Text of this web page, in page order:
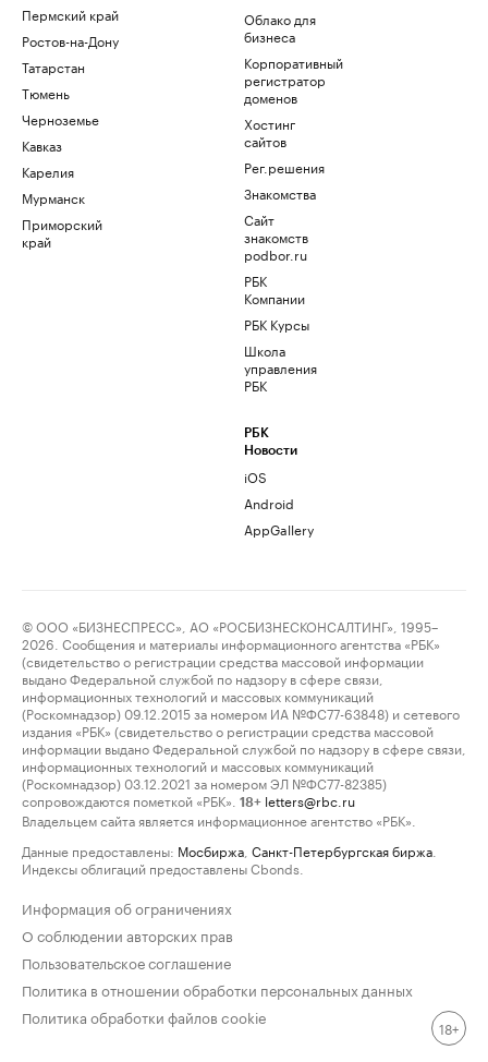
Пермский край
Ростов-на-Дону
Татарстан
Тюмень
Черноземье
Кавказ
Карелия
Мурманск
Приморский
край
Облако для
бизнеса
Корпоративный
регистратор
доменов
Хостинг
сайтов
Рег.решения
Знакомства
Сайт
знакомств
podbor.ru
РБК
Компании
РБК Курсы
Школа
управления
РБК
РБК
Новости
iOS
Android
AppGallery
© ООО «БИЗНЕСПРЕСС», АО «РОСБИЗНЕСКОНСАЛТИНГ», 1995–
2026. Сообщения и материалы информационного агентства «РБК»
(свидетельство о регистрации средства массовой информации
выдано Федеральной службой по надзору в сфере связи,
информационных технологий и массовых коммуникаций
(Роскомнадзор) 09.12.2015 за номером ИА №ФС77-63848) и сетевого
издания «РБК» (свидетельство о регистрации средства массовой
информации выдано Федеральной службой по надзору в сфере связи,
информационных технологий и массовых коммуникаций
(Роскомнадзор) 03.12.2021 за номером ЭЛ №ФС77-82385)
сопровождаются пометкой «РБК».
18+ letters@rbc.ru
Владельцем сайта является информационное агентство «РБК».
Данные предоставлены: Мосбиржа Санкт-Петербургская биржа
Индексы облигаций предоставлены Cbonds.
Информация об ограничениях
О соблюдении авторских прав
Пользовательское соглашение
Политика в отношении обработки персональных данных
Политика обработки файлов cookie
18+